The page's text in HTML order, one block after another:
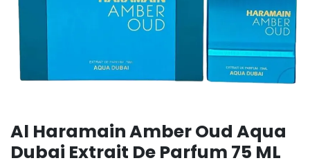
Al Haramain Amber Oud Aqua
Dubai Extrait De Parfum 75 ML